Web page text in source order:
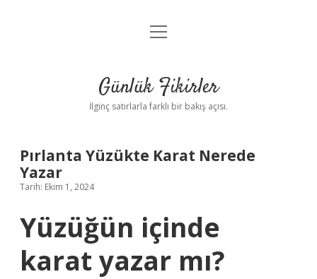
Anasayfa
Yasal Uyarı
menüyü
Günlük Fikirler
İlginç satırlarla farklı bir bakış açısı.
Pırlanta Yüzükte Karat Nerede
Yazar
Tarih: Ekim 1, 2024
Yüzüğün içinde
karat yazar mı?